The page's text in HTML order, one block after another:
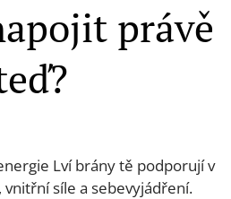
právě
Lví brány tě podporují v
vnitřní síle a sebevyjádření.